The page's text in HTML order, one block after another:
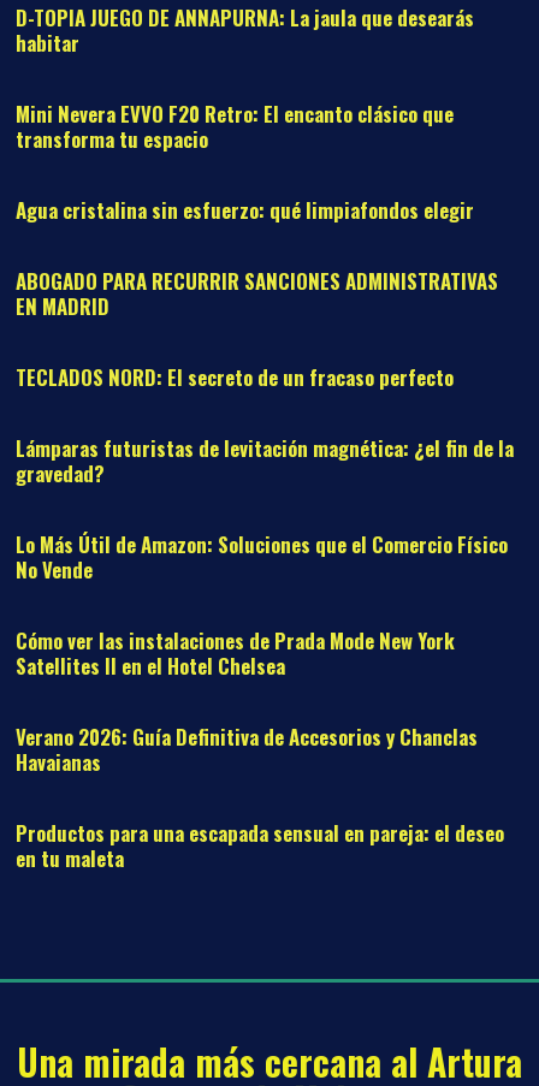
D-TOPIA JUEGO DE ANNAPURNA: La jaula que desearás
habitar
Mini Nevera EVVO F20 Retro: El encanto clásico que
transforma tu espacio
Agua cristalina sin esfuerzo: qué limpiafondos elegir08
ABOGADO PARA RECURRIR SANCIONES ADMINISTRATIVAS
EN MADRID
TECLADOS NORD: El secreto de un fracaso perfecto
Lámparas futuristas de levitación magnética: ¿el fin de la
gravedad?
Lo Más Útil de Amazon: Soluciones que el Comercio Físico
No Vende
Cómo ver las instalaciones de Prada Mode New York
Satellites II en el Hotel Chelsea
Verano 2026: Guía Definitiva de Accesorios y Chanclas
Havaianas
Productos para una escapada sensual en pareja: el deseo
en tu maleta
Una mirada más cercana al Artura